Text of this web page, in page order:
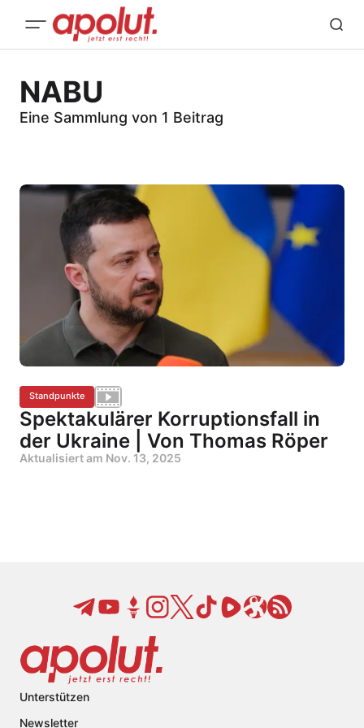
NABU
Eine Sammlung von 1 Beitrag
Standpunkte
Spektakulärer Korruptionsfall in
der Ukraine | Von Thomas Röper
Aktualisiert am Nov. 13, 2025
Unterstützen
Newsletter